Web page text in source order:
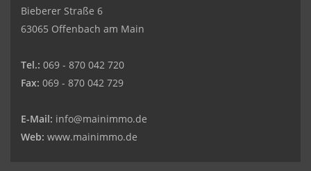
Bieberer Straße 6
63065 Offenbach am Main
Tel.: 069 - 870 042 720
Fax: 069 - 870 042 729
E-Mail: info@mainimmo.de
Web: www.mainimmo.de